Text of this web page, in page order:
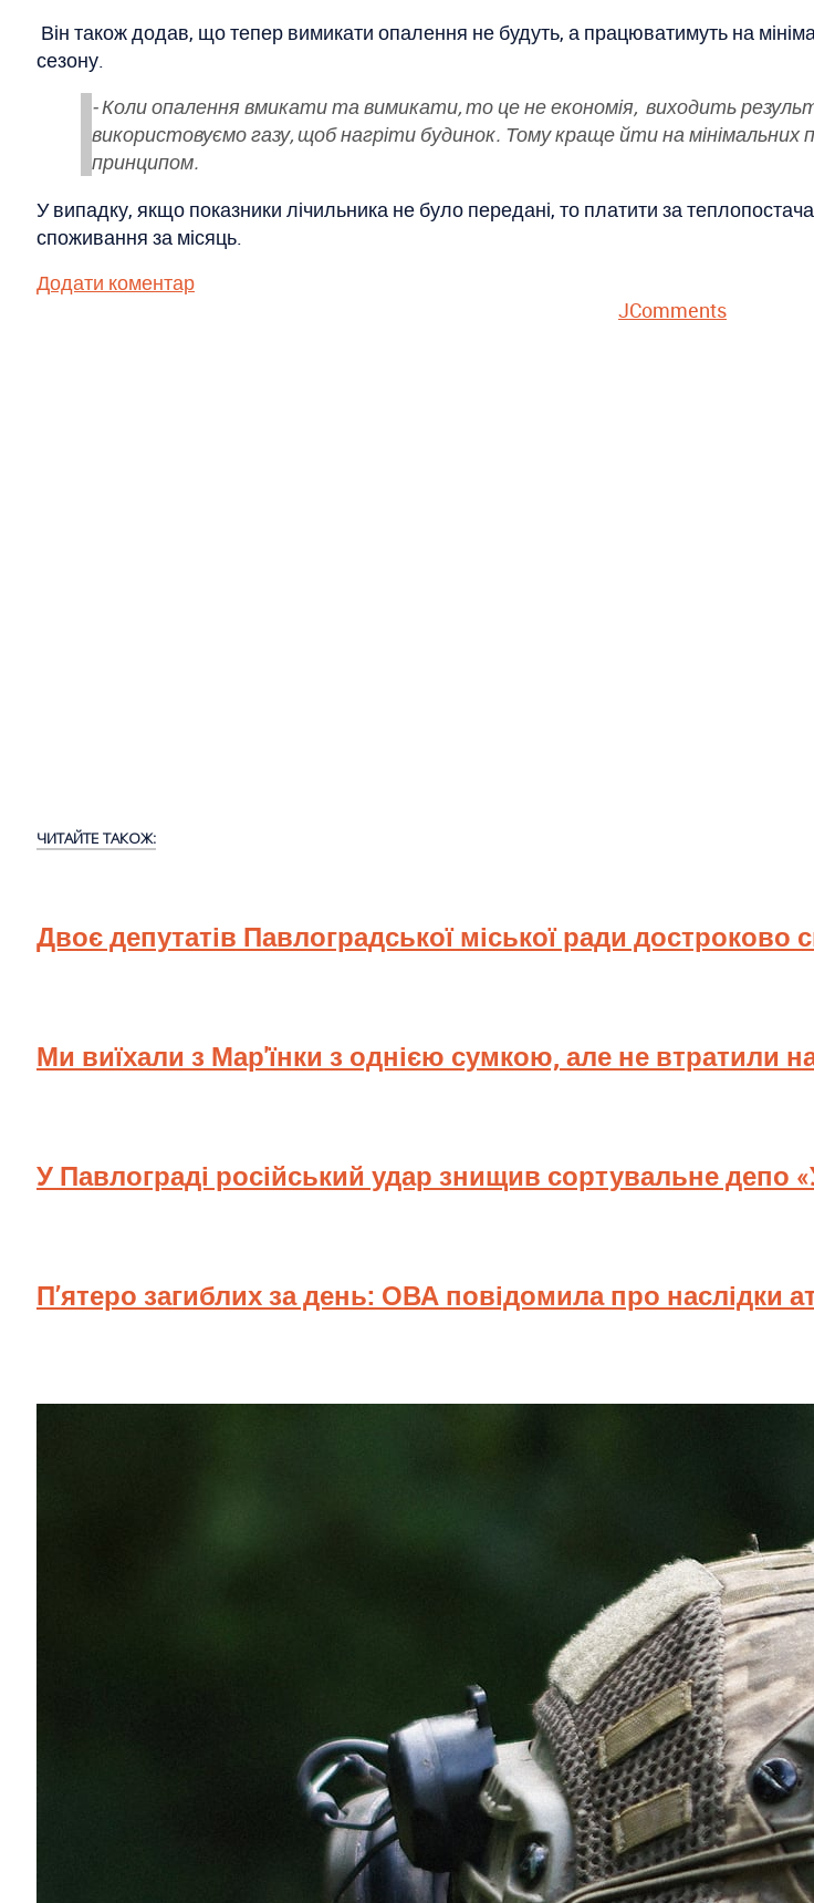
Він також додав, що тепер вимикати опалення не будуть, а працюватимуть на
сезону.
- Коли опалення вмикати та вимикати, то це не економія, виходить
використовуємо газу, щоб нагріти будинок. Тому краще йти на
принципом.
У випадку, якщо показники лічильника не було передані, то платити за
споживання за місяць.
Додати коментар
JComments
ЧИТАЙТЕ ТАКОЖ:
Двоє депутатів Павлоградської міської ради достроково
Ми виїхали з Мар'їнки з однією сумкою, але не втратили
У Павлограді російський удар знищив сортувальне депо
П’ятеро загиблих за день: ОВА повідомила про наслідки